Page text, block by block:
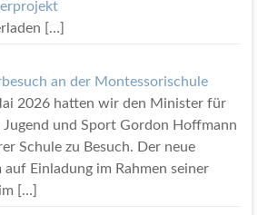
[…]
an der Montessorischule
2026 hatten wir den Minister für
Jugend und Sport Gordon Hoffmann
Schule zu Besuch. Der neue
Einladung im Rahmen seiner
[…]